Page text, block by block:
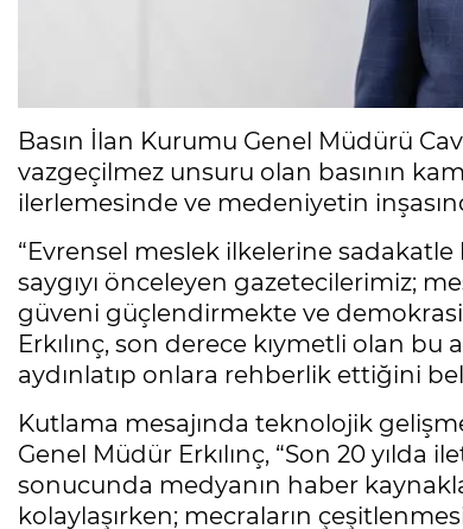
Basın İlan Kurumu Genel Müdürü
vazgeçilmez unsuru olan basının
ilerlemesinde ve medeniyetin
“Evrensel meslek ilkelerine
saygıyı önceleyen gazetecilerimiz;
güveni güçlendirmekte ve
Erkılınç, son derece kıymetli olan
aydınlatıp onlara rehberlik ettiğini
Kutlama mesajında teknolojik
Genel Müdür Erkılınç, “Son 20
sonucunda medyanın haber
kolaylaşırken; mecraların